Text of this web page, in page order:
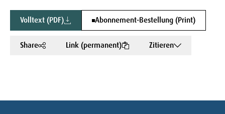
Volltext (PDF) Abonnement-Bestellung (Print)
Share Link (permanent) Zitieren